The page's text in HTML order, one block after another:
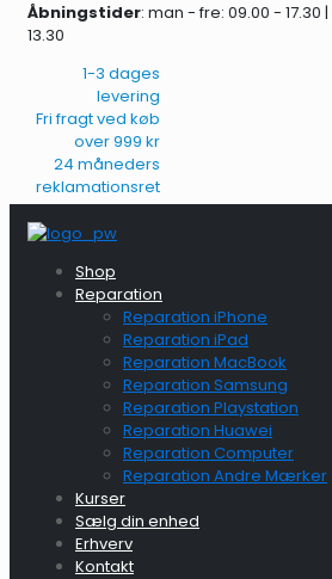
Åbningstider: man - fre: 09.00 - 17.30
13.30
1-3 dages
levering
Fri fragt ved køb
over 999 kr
24 måneders
reklamationsret
Shop
Reparation
Reparation iPhone
Reparation iPad
Reparation MacBook
Reparation Samsung
Reparation Playstation
Reparation Huawei
Reparation Computer
Reparation Andre Mærker
Kurser
Sælg din enhed
Erhverv
Kontakt